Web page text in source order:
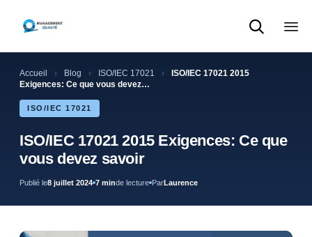

Accueil › Blog › ISO/IEC 17021 ›
ISO/IEC 17021 2015
Exigences: Ce que vous devez…
ISO/IEC 17021
ISO/IEC 17021 2015 Exigences: Ce que
vous devez savoir
Publié le8 juillet 2024 7 minde lecture ParLaurence